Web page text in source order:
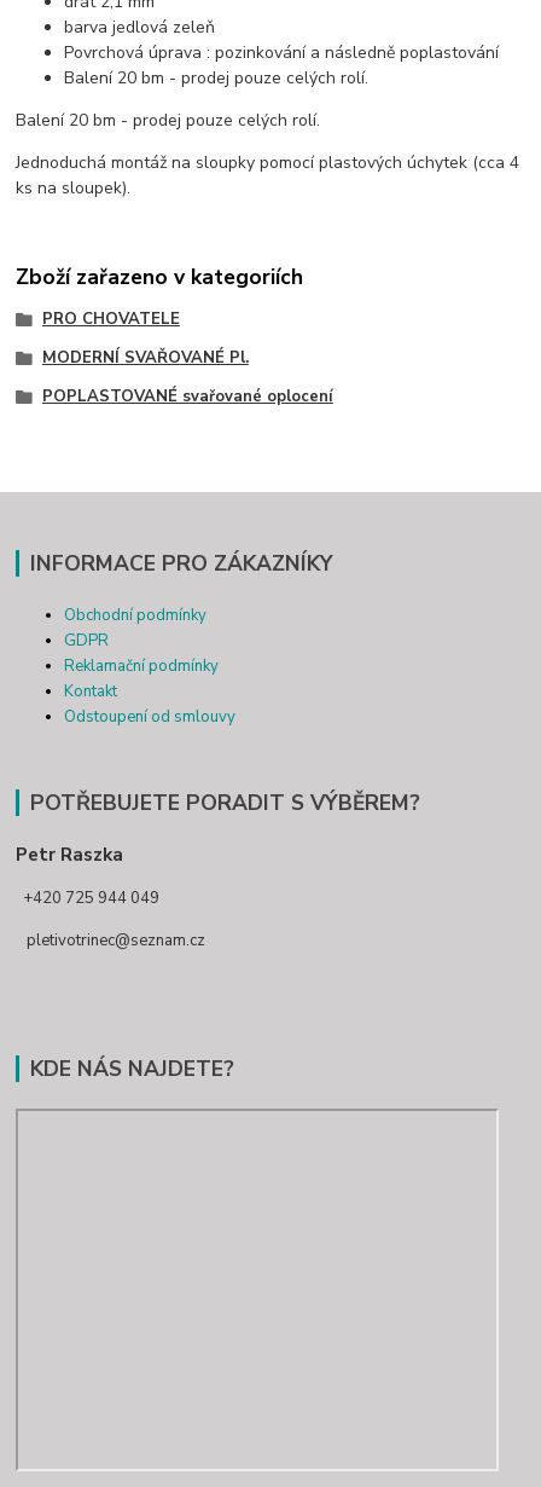
barva jedlová zeleň
Povrchová úprava : pozinkování a následně poplastování
Balení 20 bm - prodej pouze celých rolí.
Balení 20 bm - prodej pouze celých rolí.
Jednoduchá montáž na sloupky pomocí plastových úchytek (cca 4
ks na sloupek).
Zboží zařazeno v kategoriích
PRO CHOVATELE
MODERNÍ SVAŘOVANÉ Pl.
POPLASTOVANÉ svařované oplocení
INFORMACE PRO ZÁKAZNÍKY
Obchodní podmínky
GDPR
Reklamační podmínky
Kontakt
Odstoupení od smlouvy
POTŘEBUJETE PORADIT S VÝBĚREM?
Petr Raszka
+420 725 944 049
pletivotrinec@seznam.cz
KDE NÁS NAJDETE?